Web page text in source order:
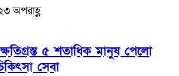
অপরাহ্ণ
৫ শতাধিক মানুষ পেলো
সেবা